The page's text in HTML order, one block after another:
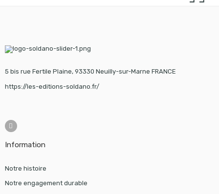
5 bis rue Fertile Plaine, 93330 Neuilly-sur-Marne FRANCE
https://les-editions-soldano.fr/
Information
Notre histoire
Notre engagement durable